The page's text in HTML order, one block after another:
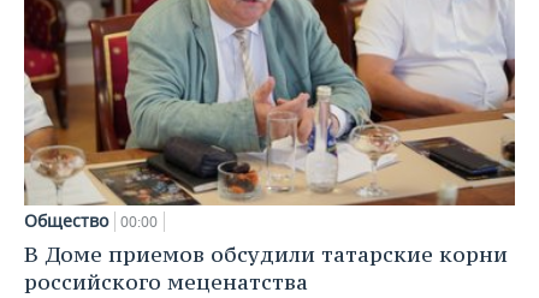
Общество 00:00
В Доме приемов обсудили татарские корни
российского меценатства